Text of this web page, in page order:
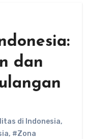
dan
di Indonesia,
, #Zona